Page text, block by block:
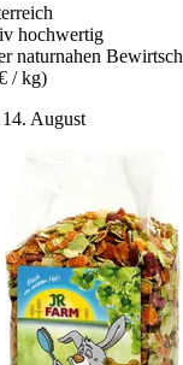
hochwertig
naturnahen
/ kg)
August